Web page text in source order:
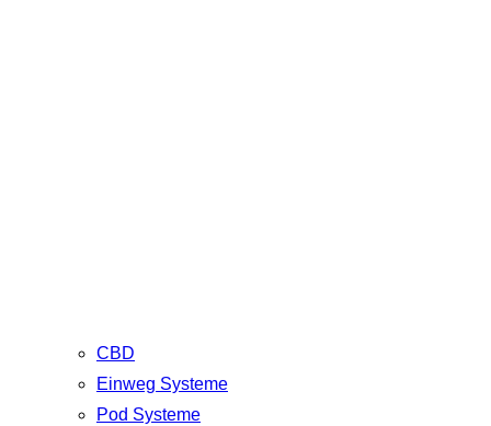
CBD
Einweg Systeme
Pod Systeme